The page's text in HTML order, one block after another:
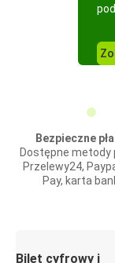
Bezpieczne
Dostępne metody
Przelewy24,
Pay, karta
Bilet cyfrowy i